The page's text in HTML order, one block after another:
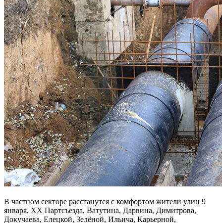
В частном секторе расстанутся с комфортом жители улиц 9
января, XX Партсъезда, Ватутина, Дарвина, Димитрова,
Докучаева, Елецкой, Зелёной, Ильича, Карьерной,